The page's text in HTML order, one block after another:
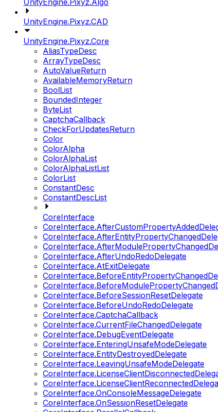
UnityEngine.Pixyz.Algo
UnityEngine.Pixyz.CAD
UnityEngine.Pixyz.Core
AliasTypeDesc
ArrayTypeDesc
AutoValueReturn
AvailableMemoryReturn
BoolList
BoundedInteger
ByteList
CaptchaCallback
CheckForUpdatesReturn
Color
ColorAlpha
ColorAlphaList
ColorAlphaListList
ColorList
ConstantDesc
ConstantDescList
CoreInterface
CoreInterface.AfterUndoRedoDelegate
CoreInterface.AtExitDelegate
CoreInterface.BeforeSessionResetDelegate
CoreInterface.BeforeUndoRedoDelegate
CoreInterface.CaptchaCallback
CoreInterface.CurrentFileChangedDelegate
CoreInterface.DebugEventDelegate
CoreInterface.EnteringUnsafeModeDelegate
CoreInterface.EntityDestroyedDelegate
CoreInterface.LeavingUnsafeModeDelegate
CoreInterface.OnConsoleMessageDelegate
CoreInterface.OnSessionResetDelegate